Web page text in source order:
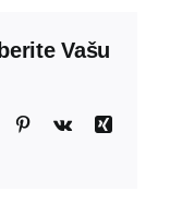
Vašu
Tumblr Pinterest
Vk
Xing